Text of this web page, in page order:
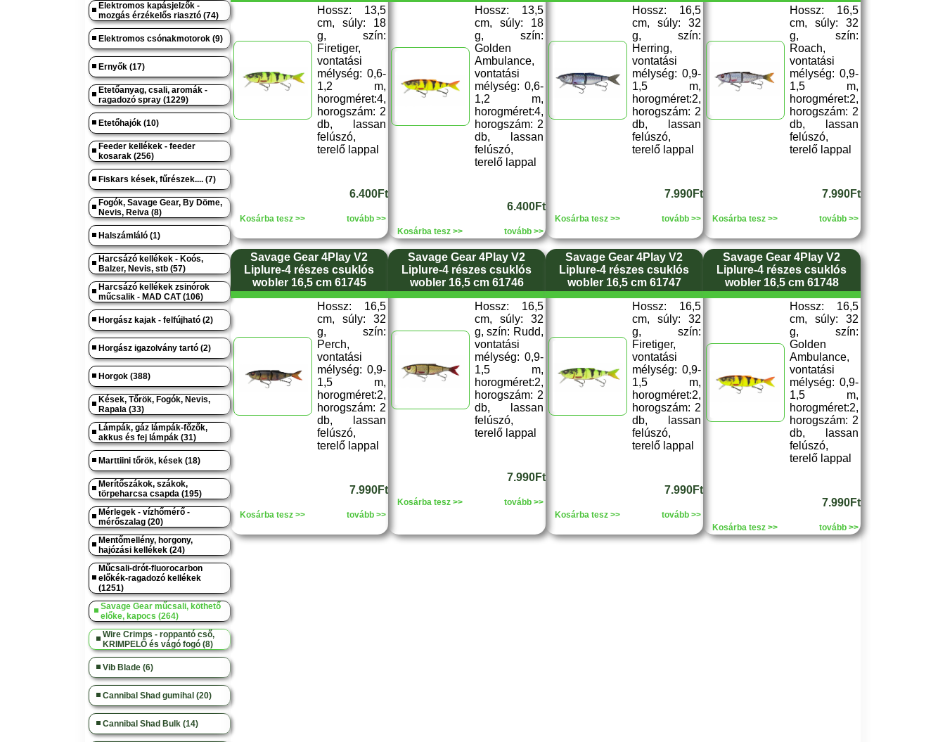
Elektromos kapásjelzők -
mozgás érzékelős riasztó (74)
Elektromos csónakmotorok (9)
Ernyők (17)
Etetőanyag, csali, aromák -
ragadozó spray (1229)
Etetőhajók (10)
Feeder kellékek - feeder
kosarak (256)
Fiskars kések, fűrészek.... (7)
Fogók, Savage Gear, By Döme,
Nevis, Reiva (8)
Halszámláló (1)
Harcsázó kellékek - Koós,
Balzer, Nevis, stb (57)
Harcsázó kellékek zsinórok
műcsalik - MAD CAT (106)
Horgász kajak - felfújható (2)
Horgász igazolvány tartó (2)
Horgok (388)
Kések, Tőrök, Fogók, Nevis,
Rapala (33)
Lámpák, gáz lámpák-főzők,
akkus és fej lámpák (31)
Marttiini tőrök, kések (18)
Merítőszákok, szákok,
törpeharcsa csapda (195)
Mérlegek - vízhőmérő -
mérőszalag (20)
Mentőmellény, horgony,
hajózási kellékek (24)
Műcsali-drót-fluorocarbon
előkék-ragadozó kellékek
(1251)
Savage Gear műcsali, köthető
előke, kapocs (264)
Wire Crimps - roppantó cső,
KRIMPELŐ és vágó fogó (8)
Vib Blade (6)
Cannibal Shad gumihal (20)
Cannibal Shad Bulk (14)
Hossz: 13,5
cm, súly: 18
g, szín:
Firetiger,
vontatási
mélység: 0,6-
1,2 m,
horogméret:4,
horogszám: 2
db, lassan
felúszó,
terelő lappal
6.400Ft
Kosárba tesz >> tovább >>
Hossz: 13,5
cm, súly: 18
g, szín:
Golden
Ambulance,
vontatási
mélység: 0,6-
1,2 m,
horogméret:4,
horogszám: 2
db, lassan
felúszó,
terelő lappal
6.400Ft
Kosárba tesz >> tovább >>
Hossz: 16,5
cm, súly: 32
g, szín:
Herring,
vontatási
mélység: 0,9-
1,5 m,
horogméret:2,
horogszám: 2
db, lassan
felúszó,
terelő lappal
7.990Ft
Kosárba tesz >> tovább >>
Hossz: 16,5
cm, súly: 32
g, szín:
Roach,
vontatási
mélység: 0,9-
1,5 m,
horogméret:2,
horogszám: 2
db, lassan
felúszó,
terelő lappal
7.990Ft
Kosárba tesz >> tovább >>
Savage Gear 4Play V2
Liplure-4 részes csuklós
wobler 16,5 cm 61745
Hossz: 16,5
cm, súly: 32
g, szín:
Perch,
vontatási
mélység: 0,9-
1,5 m,
horogméret:2,
horogszám: 2
db, lassan
felúszó,
terelő lappal
7.990Ft
Kosárba tesz >> tovább >>
Savage Gear 4Play V2
Liplure-4 részes csuklós
wobler 16,5 cm 61746
Hossz: 16,5
cm, súly: 32
g, szín: Rudd,
vontatási
mélység: 0,9-
1,5 m,
horogméret:2,
horogszám: 2
db, lassan
felúszó,
terelő lappal
7.990Ft
Kosárba tesz >> tovább >>
Savage Gear 4Play V2
Liplure-4 részes csuklós
wobler 16,5 cm 61747
Hossz: 16,5
cm, súly: 32
g, szín:
Firetiger,
vontatási
mélység: 0,9-
1,5 m,
horogméret:2,
horogszám: 2
db, lassan
felúszó,
terelő lappal
7.990Ft
Kosárba tesz >> tovább >>
Savage Gear 4Play V2
Liplure-4 részes csuklós
wobler 16,5 cm 61748
Hossz: 16,5
cm, súly: 32
g, szín:
Golden
Ambulance,
vontatási
mélység: 0,9-
1,5 m,
horogméret:2,
horogszám: 2
db, lassan
felúszó,
terelő lappal
7.990Ft
Kosárba tesz >> tovább >>